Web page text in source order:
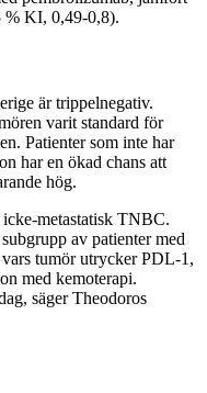
% KI, 0,49-0,8).
är trippelnegativ.
varit standard för
Patienter som inte har
har en ökad chans att
hög.
metastatisk TNBC.
av patienter med
vars tumör utrycker PDL-1,
med kemoterapi.
säger Theodoros